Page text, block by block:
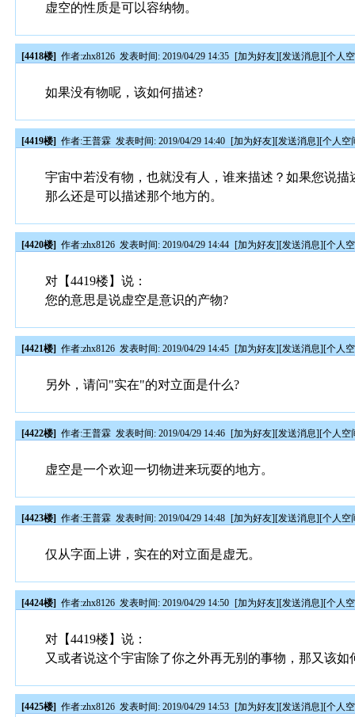
虚空的性质是可以容纳物。
[4418楼] 作者:zhx8126 发表时间: 2019/04/29 14:35 [加为好友][发送消息][个人
如果没有物呢，该如何描述?
[4419楼] 作者:王普霖 发表时间: 2019/04/29 14:40 [加为好友][发送消息][个人空
宇宙中若没有物，也就没有人，谁来描述？如果您说
那么还是可以描述那个地方的。
[4420楼] 作者:zhx8126 发表时间: 2019/04/29 14:44 [加为好友][发送消息][个人
对【4419楼】说：
您的意思是说虚空是意识的产物?
[4421楼] 作者:zhx8126 发表时间: 2019/04/29 14:45 [加为好友][发送消息][个人
另外，请问"实在"的对立面是什么?
[4422楼] 作者:王普霖 发表时间: 2019/04/29 14:46 [加为好友][发送消息][个人空
虚空是一个欢迎一切物进来玩耍的地方。
[4423楼] 作者:王普霖 发表时间: 2019/04/29 14:48 [加为好友][发送消息][个人空
仅从字面上讲，实在的对立面是虚无。
[4424楼] 作者:zhx8126 发表时间: 2019/04/29 14:50 [加为好友][发送消息][个人
对【4419楼】说：
又或者说这个宇宙除了你之外再无别的事物，那又该如
[4425楼] 作者:zhx8126 发表时间: 2019/04/29 14:53 [加为好友][发送消息][个人